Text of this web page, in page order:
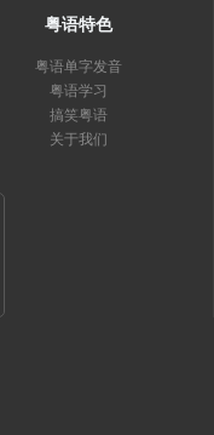
粤语特色
粤语单字发音
粤语学习
搞笑粤语
关于我们